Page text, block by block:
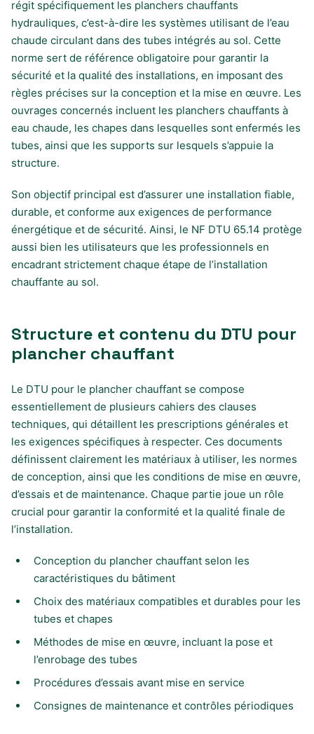
régit spécifiquement les planchers chauffants
hydrauliques, c’est-à-dire les systèmes utilisant de l’eau
chaude circulant dans des tubes intégrés au sol. Cette
norme sert de référence obligatoire pour garantir la
sécurité et la qualité des installations, en imposant des
règles précises sur la conception et la mise en œuvre. Les
ouvrages concernés incluent les planchers chauffants à
eau chaude, les chapes dans lesquelles sont enfermés les
tubes, ainsi que les supports sur lesquels s’appuie la
structure.
Son objectif principal est d’assurer une installation fiable,
durable, et conforme aux exigences de performance
énergétique et de sécurité. Ainsi, le NF DTU 65.14 protège
aussi bien les utilisateurs que les professionnels en
encadrant strictement chaque étape de l’installation
chauffante au sol.
Structure et contenu du DTU pour
plancher chauffant
Le DTU pour le plancher chauffant se compose
essentiellement de plusieurs cahiers des clauses
techniques, qui détaillent les prescriptions générales et
les exigences spécifiques à respecter. Ces documents
définissent clairement les matériaux à utiliser, les normes
de conception, ainsi que les conditions de mise en œuvre,
d’essais et de maintenance. Chaque partie joue un rôle
crucial pour garantir la conformité et la qualité finale de
l’installation.
Conception du plancher chauffant selon les
caractéristiques du bâtiment
Choix des matériaux compatibles et durables pour les
tubes et chapes
Méthodes de mise en œuvre, incluant la pose et
l’enrobage des tubes
Procédures d’essais avant mise en service
Consignes de maintenance et contrôles périodiques